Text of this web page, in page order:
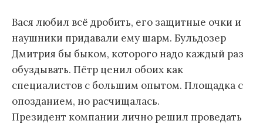
Вася любил всё дробить, его защитные очки и
наушники придавали ему шарм. Бульдозер
Дмитрия бы быком, которого надо каждый раз
обуздывать. Пётр ценил обоих как
специалистов с большим опытом. Площадка с
опозданием, но расчищалась.
Президент компании лично решил проведать